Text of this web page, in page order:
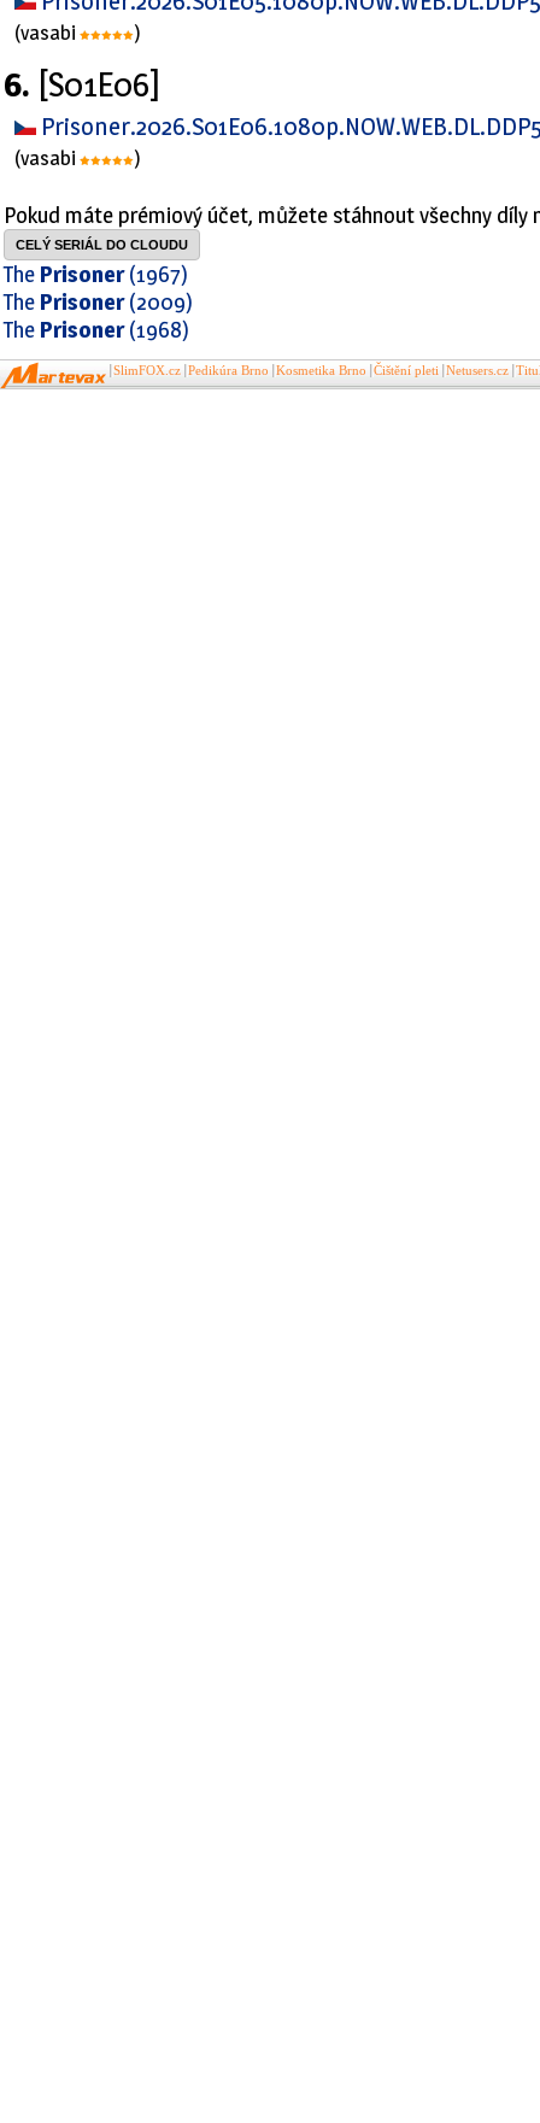
(vasabi )
6. [S01E06]
(vasabi )
Pokud máte prémiový účet, můžete stáhnout všechny díly
CELÝ SERIÁL DO CLOUDU
The Prisoner(1967)
The Prisoner(2009)
The Prisoner(1968)
SlimFOX.cz Pedikúra Brno Kosmetika Brno Čištění pleti Netusers.cz